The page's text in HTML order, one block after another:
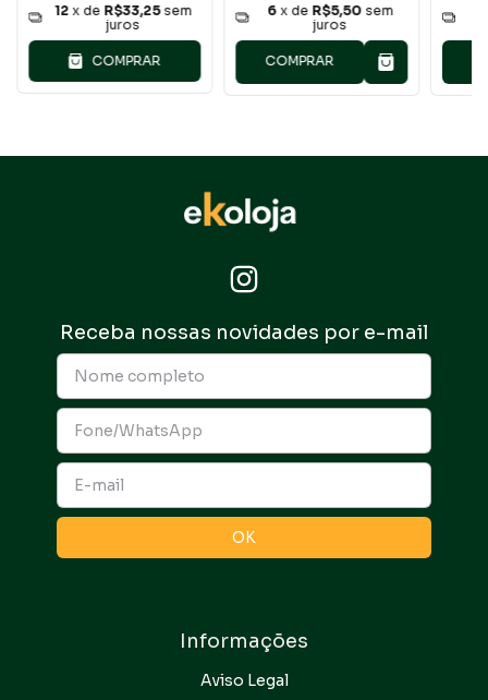
12 x de R$33,25 sem
juros
COMPRAR
6 x de R$5,50 sem
juros
COMPRAR
Receba nossas novidades por e-mail
Informações
Aviso Legal